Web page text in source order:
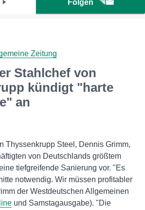
Folgen
Zeitung
Stahlchef von
kündigt "harte
an
Thyssenkrupp Steel, Dennis Grimm,
von Deutschlands größtem
tiefgreifende Sanierung vor. "Es
notwendig. Wir müssen profitabler
der Westdeutschen Allgemeinen
und Samstagausgabe). "Die